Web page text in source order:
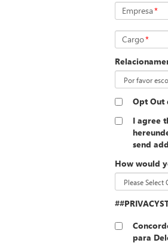
Empresa*
Cargo*
Opt Out
I agree
send
How would
para